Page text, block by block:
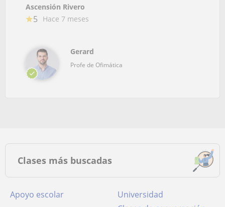
Ascensión Rivero
5 Hace 7 meses
Gerard
Profe de Ofimática
Clases más buscadas
Apoyo escolar
Universidad